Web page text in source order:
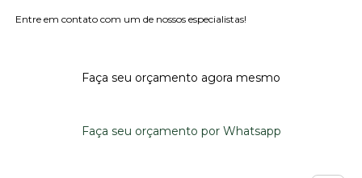
Entre em contato com um de nossos especialistas!
Faça seu orçamento agora mesmo
Faça seu orçamento por Whatsapp